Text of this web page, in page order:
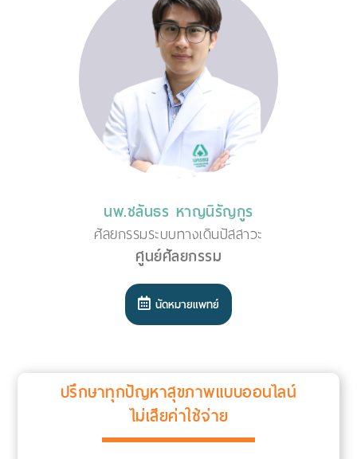
นพ.ชลันธร หาญนิรัญกูร
ศัลยกรรมระบบทางเดินปัสสาวะ
ศูนย์ศัลยกรรม
นัดหมายแพทย์
ปรึกษาทุกปัญหาสุขภาพแบบออนไลน์
ไม่เสียค่าใช้จ่าย